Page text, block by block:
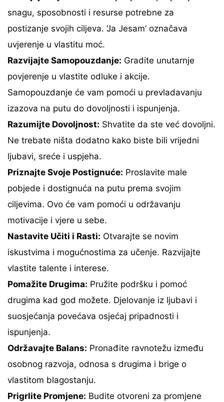
snagu, sposobnosti i resurse potrebne za
postizanje svojih ciljeva. ‘Ja Jesam’ označava
uvjerenje u vlastitu moć.
Razvijajte Samopouzdanje: Gradite unutarnje
povjerenje u vlastite odluke i akcije.
Samopouzdanje će vam pomoći u prevladavanju
izazova na putu do dovoljnosti i ispunjenja.
Razumijte Dovoljnost: Shvatite da ste već dovoljni.
Ne trebate ništa dodatno kako biste bili vrijedni
ljubavi, sreće i uspjeha.
Priznajte Svoje Postignuće: Proslavite male
pobjede i dostignuća na putu prema svojim
ciljevima. Ovo će vam pomoći u održavanju
motivacije i vjere u sebe.
Nastavite Učiti i Rasti: Otvarajte se novim
iskustvima i mogućnostima za učenje. Razvijajte
vlastite talente i interese.
Pomažite Drugima: Pružite podršku i pomoć
drugima kad god možete. Djelovanje iz ljubavi i
suosjećanja povećava osjećaj pripadnosti i
ispunjenja.
Održavajte Balans: Pronađite ravnotežu između
osobnog razvoja, odnosa s drugima i brige o
vlastitom blagostanju.
Prigrlite Promjene: Budite otvoreni za promjene